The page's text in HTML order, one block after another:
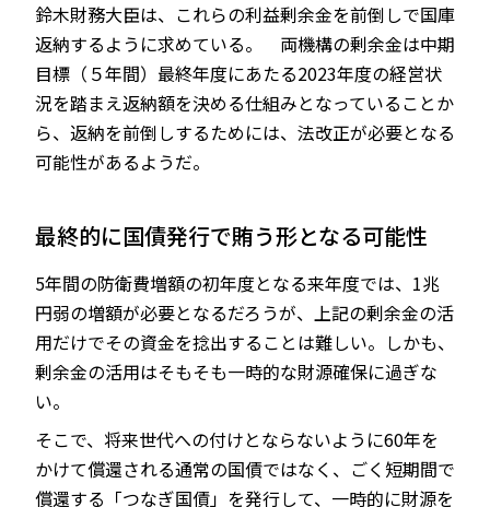
鈴木財務大臣は、これらの利益剰余金を前倒しで国庫
返納するように求めている。 両機構の剰余金は中期
目標（５年間）最終年度にあたる2023年度の経営状
況を踏まえ返納額を決める仕組みとなっていることか
ら、返納を前倒しするためには、法改正が必要となる
可能性があるようだ。
最終的に国債発行で賄う形となる可能性
5年間の防衛費増額の初年度となる来年度では、1兆
円弱の増額が必要となるだろうが、上記の剰余金の活
用だけでその資金を捻出することは難しい。しかも、
剰余金の活用はそもそも一時的な財源確保に過ぎな
い。
そこで、将来世代への付けとならないように60年を
かけて償還される通常の国債ではなく、ごく短期間で
償還する「つなぎ国債」を発行して、一時的に財源を